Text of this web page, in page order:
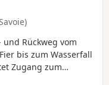
Rückweg vom
bis zum Wasserfall
Zugang zum